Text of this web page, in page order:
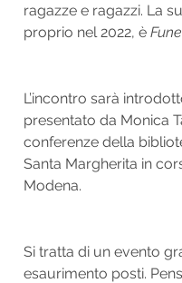
ragazze e ragazzi. La
proprio nel 2022, è
L’incontro sarà
presentato da Monica
conferenze della
Santa Margherita in
Modena.
Si tratta di un evento
esaurimento posti.